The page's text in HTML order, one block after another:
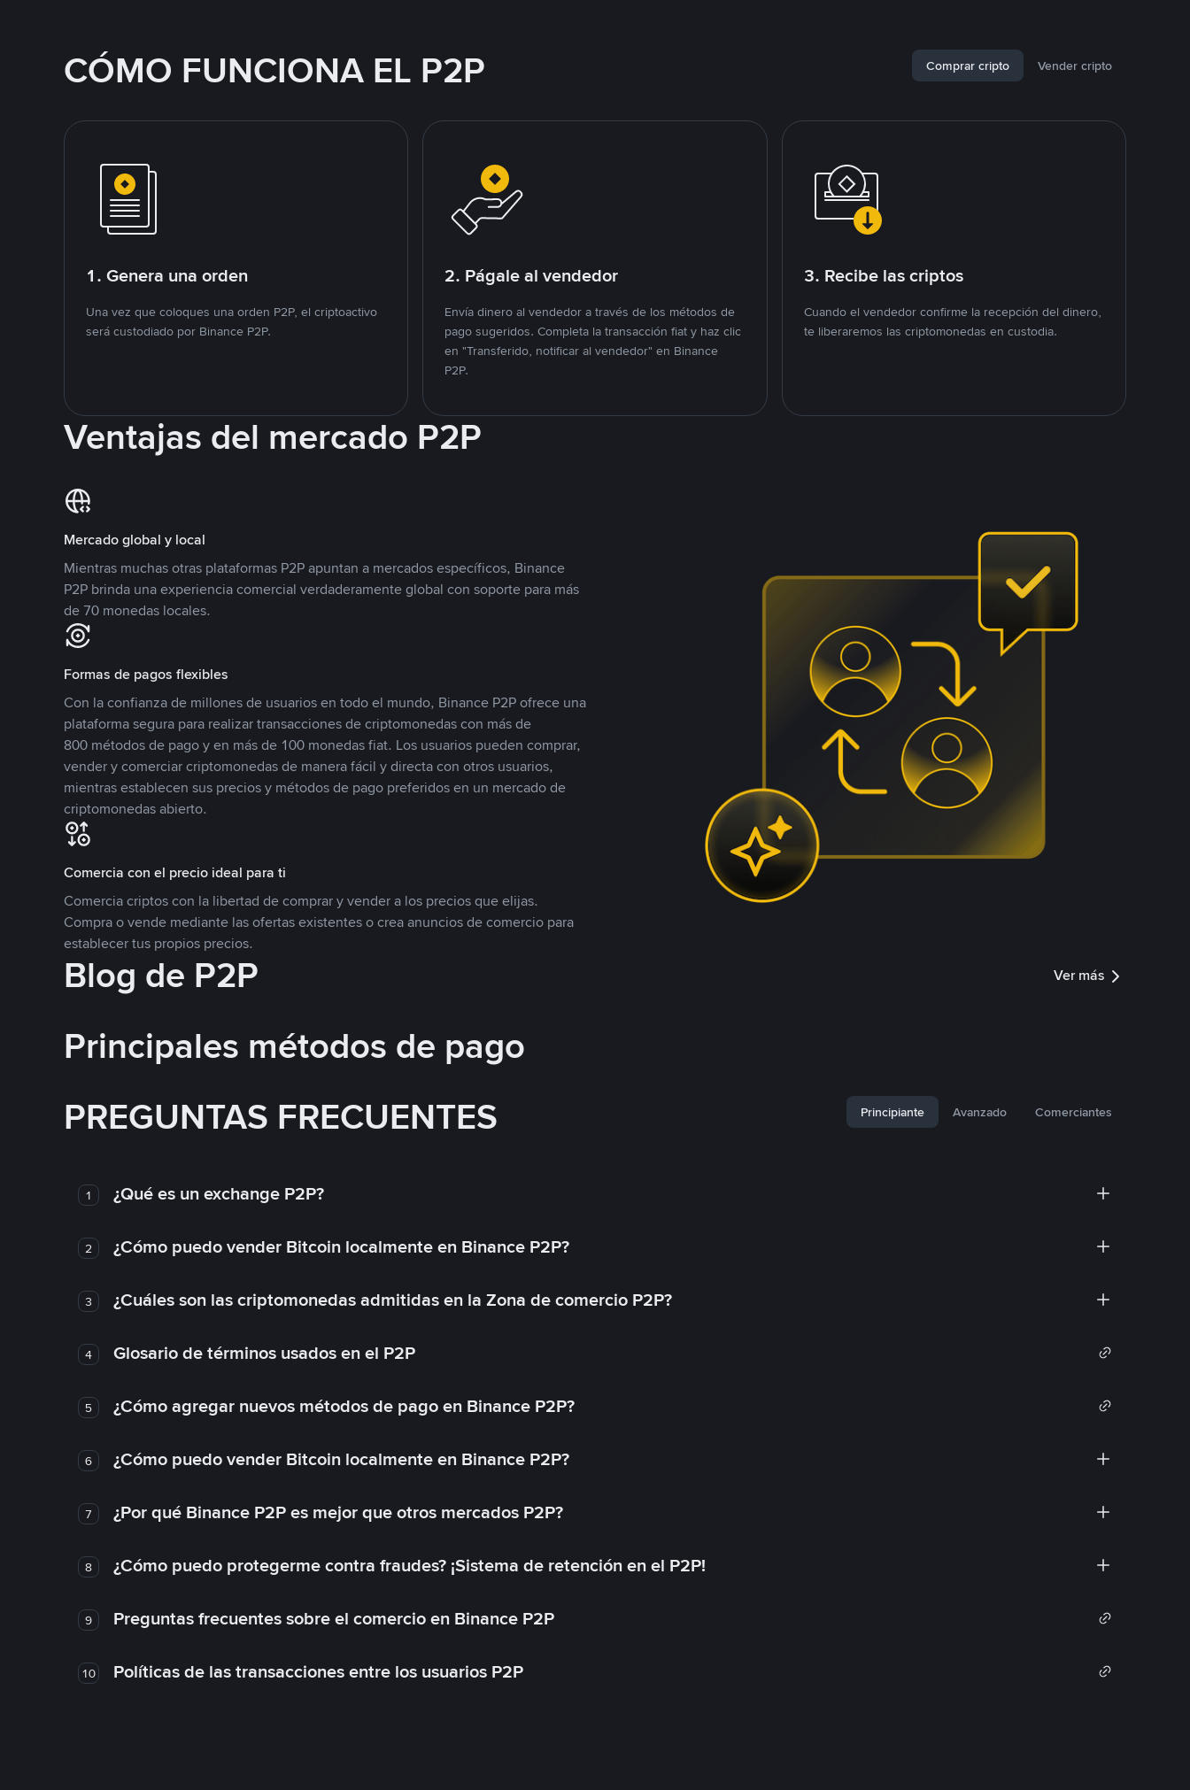
CÓMO FUNCIONA EL P2P Comprar cripto Vender cripto
1. Genera una orden
Una vez que coloques una orden P2P, el criptoactivo
será custodiado por Binance P2P.
2. Págale al vendedor
Envía dinero al vendedor a través de los métodos de
pago sugeridos. Completa la transacción fiat y haz clic
en "Transferido, notificar al vendedor" en Binance
P2P.
3. Recibe las criptos
Cuando el vendedor confirme la recepción del dinero,
te liberaremos las criptomonedas en custodia.
Ventajas del mercado P2P
Mercado global y local
Mientras muchas otras plataformas P2P apuntan a mercados específicos, Binance
P2P brinda una experiencia comercial verdaderamente global con soporte para más
de 70 monedas locales.
Formas de pagos flexibles
Con la confianza de millones de usuarios en todo el mundo, Binance P2P ofrece una
plataforma segura para realizar transacciones de criptomonedas con más de
800 métodos de pago y en más de 100 monedas fiat. Los usuarios pueden comprar,
vender y comerciar criptomonedas de manera fácil y directa con otros usuarios,
mientras establecen sus precios y métodos de pago preferidos en un mercado de
criptomonedas abierto.
Comercia con el precio ideal para ti
Comercia criptos con la libertad de comprar y vender a los precios que elijas.
Compra o vende mediante las ofertas existentes o crea anuncios de comercio para
establecer tus propios precios.
Blog de P2P Ver más
Principales métodos de pago
PREGUNTAS FRECUENTES
Principiante Avanzado Comerciantes
1 ¿Qué es un exchange P2P?
2 ¿Cómo puedo vender Bitcoin localmente en Binance P2P?
3 ¿Cuáles son las criptomonedas admitidas en la Zona de comercio P2P?
4 Glosario de términos usados en el P2P
5 ¿Cómo agregar nuevos métodos de pago en Binance P2P?
6 ¿Cómo puedo vender Bitcoin localmente en Binance P2P?
7 ¿Por qué Binance P2P es mejor que otros mercados P2P?
8 ¿Cómo puedo protegerme contra fraudes? ¡Sistema de retención en el P2P!
9 Preguntas frecuentes sobre el comercio en Binance P2P
10 Políticas de las transacciones entre los usuarios P2P